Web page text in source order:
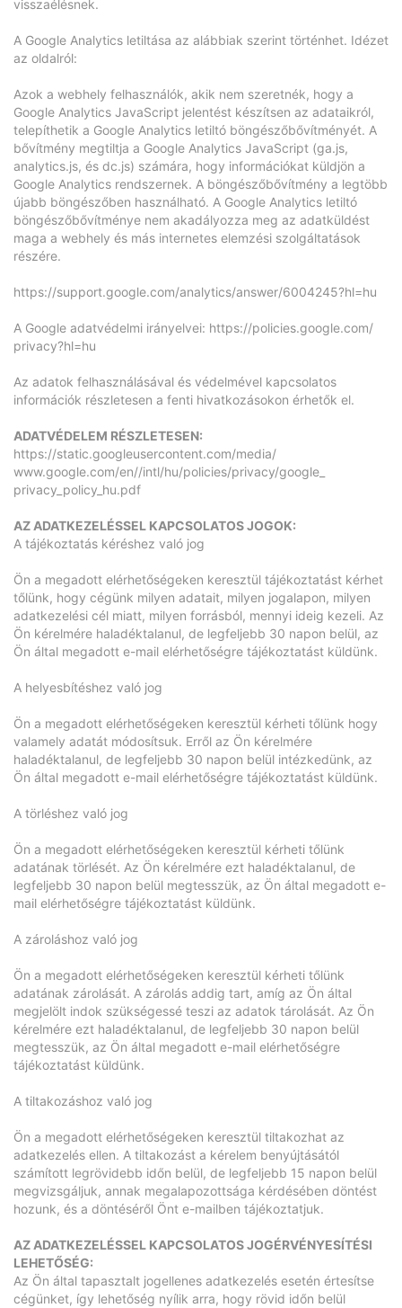
visszaélésnek.
A Google Analytics letiltása az alábbiak szerint történhet. Idézet
az oldalról:
Azok a webhely felhasználók, akik nem szeretnék, hogy a
Google Analytics JavaScript jelentést készítsen az adataikról,
telepíthetik a Google Analytics letiltó böngészőbővítményét. A
bővítmény megtiltja a Google Analytics JavaScript (ga.js,
analytics.js, és dc.js) számára, hogy információkat küldjön a
Google Analytics rendszernek. A böngészőbővítmény a legtöbb
újabb böngészőben használható. A Google Analytics letiltó
böngészőbővítménye nem akadályozza meg az adatküldést
maga a webhely és más internetes elemzési szolgáltatások
részére.
https://support.google.com/analytics/answer/6004245?hl=hu
A Google adatvédelmi irányelvei: https://policies.google.com/
privacy?hl=hu
Az adatok felhasználásával és védelmével kapcsolatos
információk részletesen a fenti hivatkozásokon érhetők el.
ADATVÉDELEM RÉSZLETESEN:
https://static.googleusercontent.com/media/
www.google.com/en//intl/hu/policies/privacy/google_
privacy_policy_hu.pdf
AZ ADATKEZELÉSSEL KAPCSOLATOS JOGOK:
A tájékoztatás kéréshez való jog
Ön a megadott elérhetőségeken keresztül tájékoztatást kérhet
tőlünk, hogy cégünk milyen adatait, milyen jogalapon, milyen
adatkezelési cél miatt, milyen forrásból, mennyi ideig kezeli. Az
Ön kérelmére haladéktalanul, de legfeljebb 30 napon belül, az
Ön által megadott e-mail elérhetőségre tájékoztatást küldünk.
A helyesbítéshez való jog
Ön a megadott elérhetőségeken keresztül kérheti tőlünk hogy
valamely adatát módosítsuk. Erről az Ön kérelmére
haladéktalanul, de legfeljebb 30 napon belül intézkedünk, az
Ön által megadott e-mail elérhetőségre tájékoztatást küldünk.
A törléshez való jog
Ön a megadott elérhetőségeken keresztül kérheti tőlünk
adatának törlését. Az Ön kérelmére ezt haladéktalanul, de
legfeljebb 30 napon belül megtesszük, az Ön által megadott e-
mail elérhetőségre tájékoztatást küldünk.
A zároláshoz való jog
Ön a megadott elérhetőségeken keresztül kérheti tőlünk
adatának zárolását. A zárolás addig tart, amíg az Ön által
megjelölt indok szükségessé teszi az adatok tárolását. Az Ön
kérelmére ezt haladéktalanul, de legfeljebb 30 napon belül
megtesszük, az Ön által megadott e-mail elérhetőségre
tájékoztatást küldünk.
A tiltakozáshoz való jog
Ön a megadott elérhetőségeken keresztül tiltakozhat az
adatkezelés ellen. A tiltakozást a kérelem benyújtásától
számított legrövidebb időn belül, de legfeljebb 15 napon belül
megvizsgáljuk, annak megalapozottsága kérdésében döntést
hozunk, és a döntéséről Önt e-mailben tájékoztatjuk.
AZ ADATKEZELÉSSEL KAPCSOLATOS JOGÉRVÉNYESÍTÉSI
LEHETŐSÉG:
Az Ön által tapasztalt jogellenes adatkezelés esetén értesítse
cégünket, így lehetőség nyílik arra, hogy rövid időn belül